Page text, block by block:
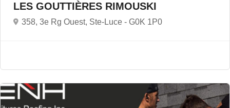
LES GOUTTIÈRES RIMOUSKI
358, 3e Rg Ouest, Ste-Luce - G0K 1P0